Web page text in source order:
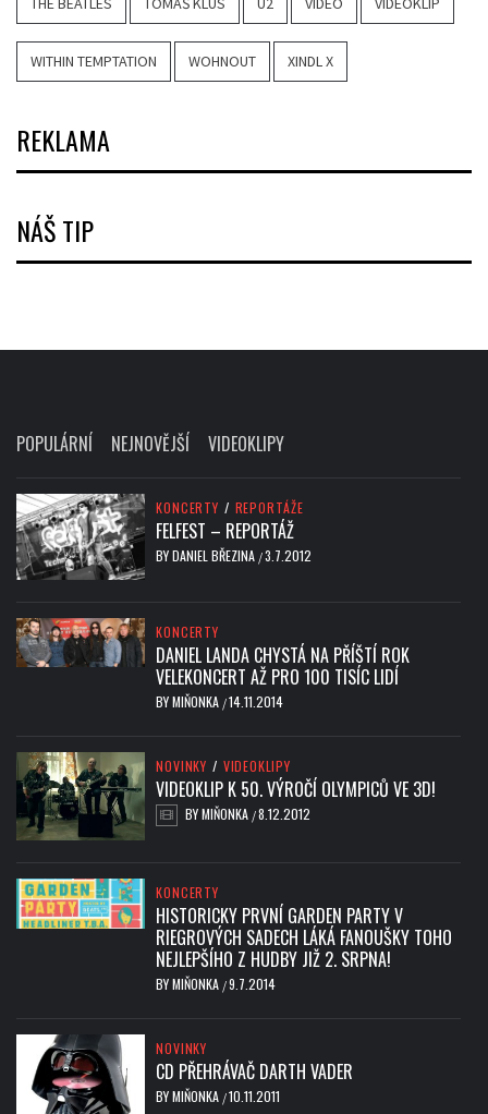
WITHIN TEMPTATION WOHNOUT XINDL X
REKLAMA
NÁŠ TIP
POPULÁRNÍ NEJNOVĚJŠÍ VIDEOKLIPY
KONCERTY / REPORTÁŽE
FELFEST – REPORTÁŽ
BYDANIEL BŘEZINA /3.7.2012
KONCERTY
DANIEL LANDA CHYSTÁ NA PŘÍŠTÍ ROK
VELEKONCERT AŽ PRO 100 TISÍC LIDÍ
BYMIŇONKA /14.11.2014
NOVINKY / VIDEOKLIPY
VIDEOKLIP K 50. VÝROČÍ OLYMPICŮ VE 3D!
BYMIŇONKA /8.12.2012
KONCERTY
HISTORICKY PRVNÍ GARDEN PARTY V
RIEGROVÝCH SADECH LÁKÁ FANOUŠKY TOHO
NEJLEPŠÍHO Z HUDBY JIŽ 2. SRPNA!
BYMIŇONKA /9.7.2014
NOVINKY
CD PŘEHRÁVAČ DARTH VADER
BYMIŇONKA /10.11.2011